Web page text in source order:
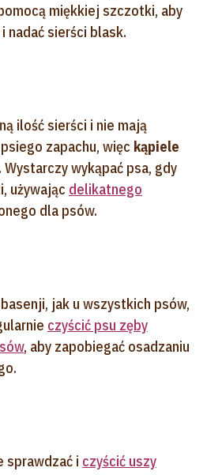
miękkiej szczotki, aby
nadać sierści blask.
ilość sierści i nie mają
zapachu, więc kąpiele
. Wystarczy wykąpać psa, gdy
używając delikatnego
dla psów.
jak u wszystkich psów,
czyścić psu zęby
, aby zapobiegać osadzaniu
sprawdzać i czyścić uszy